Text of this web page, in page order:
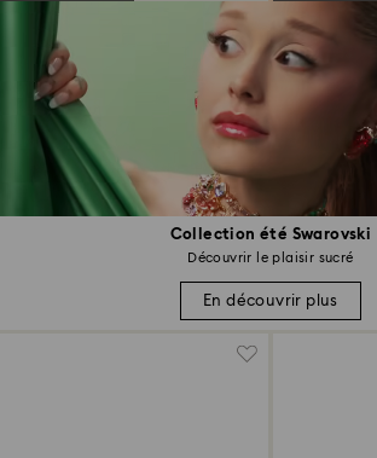
Collection été Swarovski
Découvrir le plaisir sucré
En découvrir plus